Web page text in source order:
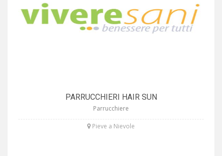
PARRUCCHIERI HAIR SUN
Parrucchiere
Pieve a Nievole